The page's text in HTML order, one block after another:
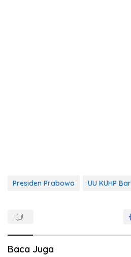
Presiden Prabowo UU KUHP
Baca Juga